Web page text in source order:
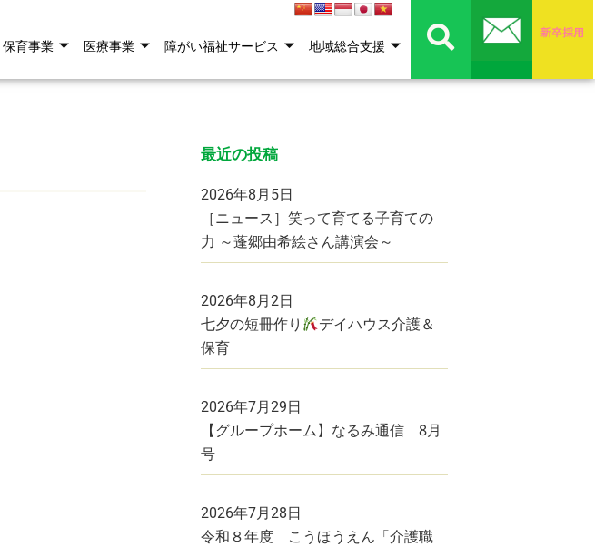
保育事業 医療事業 障がい福祉サービス 地域総合支援
最近の投稿
2026年8月5日
［ニュース］笑って育てる子育ての
力 ～蓬郷由希絵さん講演会～
2026年8月2日
七夕の短冊作り
デイハウス介護＆
保育
2026年7月29日
【グループホーム】なるみ通信 8月
号
2026年7月28日
令和８年度 こうほうえん「介護職